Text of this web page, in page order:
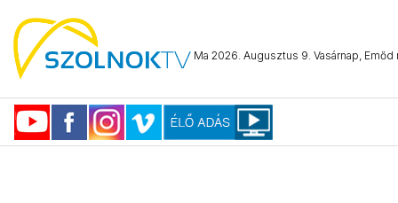
Ma 2026. Augusztus 9. Vasárnap, Emőd
"2023-06-21 23:59:59" )